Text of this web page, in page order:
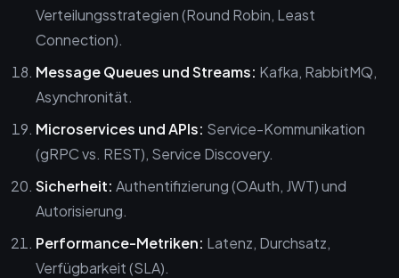
Verteilungsstrategien (Round Robin, Least
Connection).
Message Queues und Streams: Kafka, RabbitMQ,
Asynchronität.
Microservices und APIs: Service-Kommunikation
(gRPC vs. REST), Service Discovery.
Sicherheit: Authentifizierung (OAuth, JWT) und
Autorisierung.
Performance-Metriken: Latenz, Durchsatz,
Verfügbarkeit (SLA).